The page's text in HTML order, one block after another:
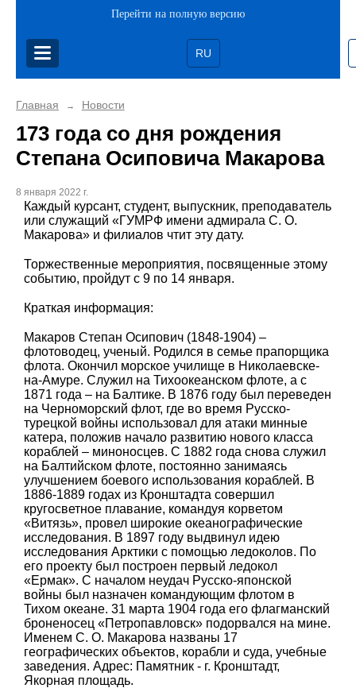
Перейти на полную версию
RU
Главная → Новости
173 года со дня рождения
Степана Осиповича Макарова
8 января 2022 г.
Каждый курсант, студент, выпускник, преподаватель
или служащий «ГУМРФ имени адмирала С. О.
Макарова» и филиалов чтит эту дату.
Торжественные мероприятия, посвященные этому
событию, пройдут с 9 по 14 января.
Краткая информация:
Макаров Степан Осипович (1848-1904) –
флотоводец, ученый. Родился в семье прапорщика
флота. Окончил морское училище в Николаевске-
на-Амуре. Служил на Тихоокеанском флоте, а с
1871 года – на Балтике. В 1876 году был переведен
на Черноморский флот, где во время Русско-
турецкой войны использовал для атаки минные
катера, положив начало развитию нового класса
кораблей – миноносцев. С 1882 года снова служил
на Балтийском флоте, постоянно занимаясь
улучшением боевого использования кораблей. В
1886-1889 годах из Кронштадта совершил
кругосветное плавание, командуя корветом
«Витязь», провел широкие океанографические
исследования. В 1897 году выдвинул идею
исследования Арктики с помощью ледоколов. По
его проекту был построен первый ледокол
«Ермак». С началом неудач Русско-японской
войны был назначен командующим флотом в
Тихом океане. 31 марта 1904 года его флагманский
броненосец «Петропавловск» подорвался на мине.
Именем С. О. Макарова названы 17
географических объектов, корабли и суда, учебные
заведения. Адрес: Памятник - г. Кронштадт,
Якорная площадь.